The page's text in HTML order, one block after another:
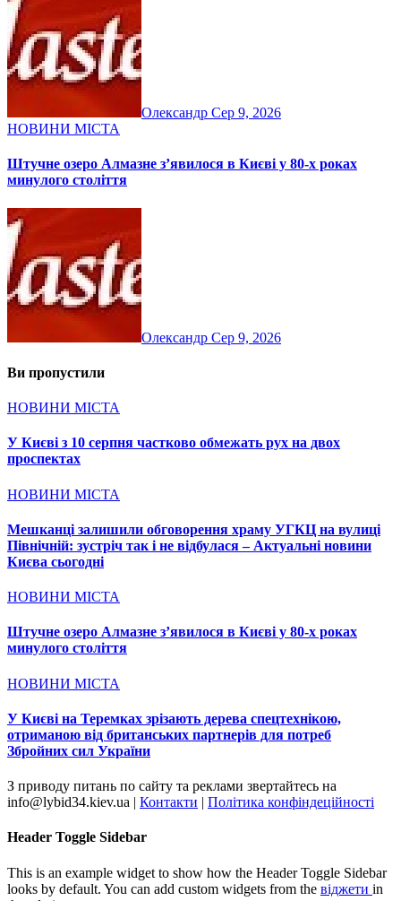
Олександр Сер 9, 2026
НОВИНИ МІСТА
Штучне озеро Алмазне з’явилося в Києві у 80-х роках
минулого століття
Олександр Сер 9, 2026
Ви пропустили
НОВИНИ МІСТА
У Києві з 10 серпня частково обмежать рух на двох
проспектах
НОВИНИ МІСТА
Мешканці залишили обговорення храму УГКЦ на вулиці
Північній: зустріч так і не відбулася – Актуальні новини
Києва сьогодні
НОВИНИ МІСТА
Штучне озеро Алмазне з’явилося в Києві у 80-х роках
минулого століття
НОВИНИ МІСТА
У Києві на Теремках зрізають дерева спецтехнікою,
отриманою від британських партнерів для потреб
Збройних сил України
З приводу питань по сайту та реклами звертайтесь на
info@lybid34.kiev.ua | Контакти | Політика конфіндеційності
Header Toggle Sidebar
This is an example widget to show how the Header Toggle Sidebar
looks by default. You can add custom widgets from the віджети in